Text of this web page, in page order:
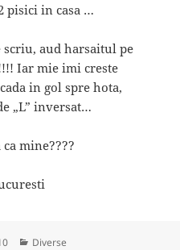
pisici in casa …
scriu, aud harsaitul pe
Iar mie imi creste
in gol spre hota,
„L” inversat…
mine????
Categorii
Diverse